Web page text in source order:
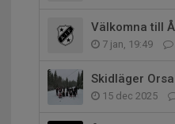
Välkomna till
7 jan, 19:49
Skidläger
15 dec 2025